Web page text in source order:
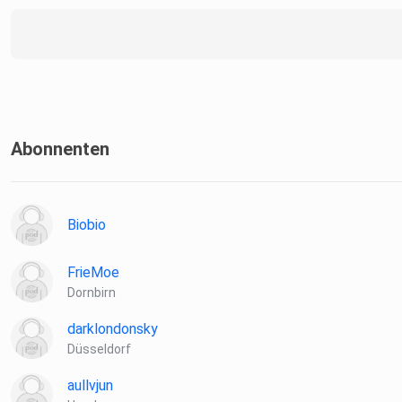
Abonnenten
Biobio
FrieMoe
Dornbirn
darklondonsky
Düsseldorf
aullvjun